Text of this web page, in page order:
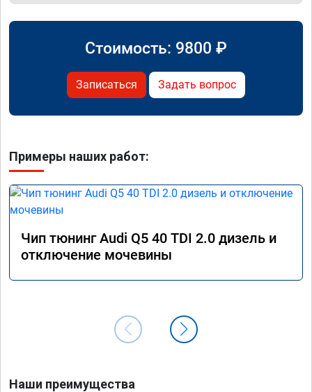
Стоимость: 9800 ₽
Записаться Задать вопрос
Примеры наших работ:
Чип тюнинг Audi Q5 40 TDI 2.0 дизель и
отключение мочевины
Наши преимущества